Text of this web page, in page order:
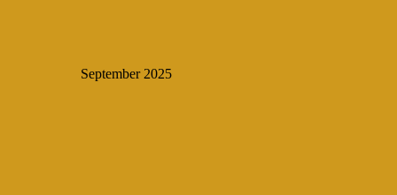
September 2025